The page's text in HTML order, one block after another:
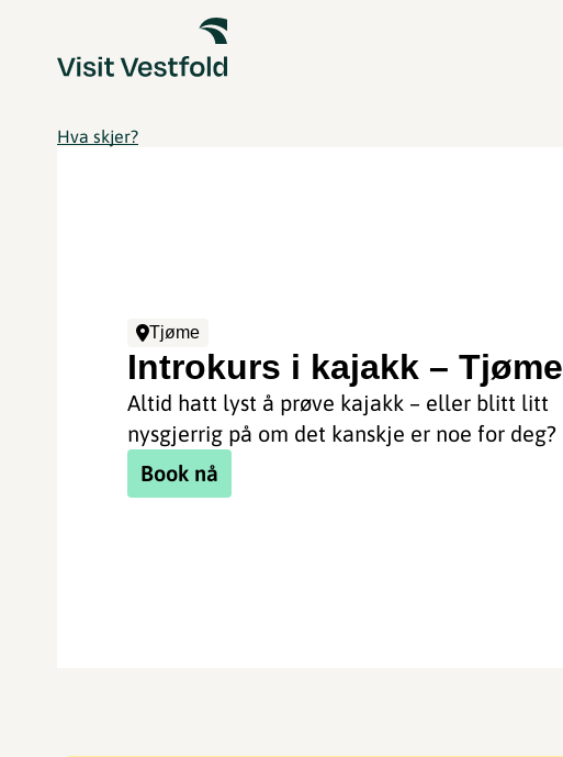
Hva skjer?
Tjøme
Introkurs i kajakk – Tjøme
Altid hatt lyst å prøve kajakk – eller blitt litt
nysgjerrig på om det kanskje er noe for deg?
Book nå